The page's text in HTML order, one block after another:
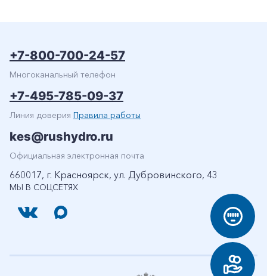
МЫ В СОЦСЕТЯХ
+7-800-700-24-57
Многоканальный телефон
+7-495-785-09-37
Линия доверия Правила работы
kes@rushydro.ru
Официальная электронная почта
660017, г. Красноярск, ул. Дубровинского, 43